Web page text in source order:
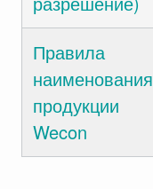
Правила
наименования
продукции
Wecon